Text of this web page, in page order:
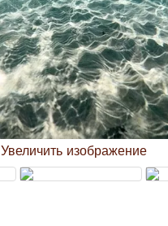
Увеличить изображение